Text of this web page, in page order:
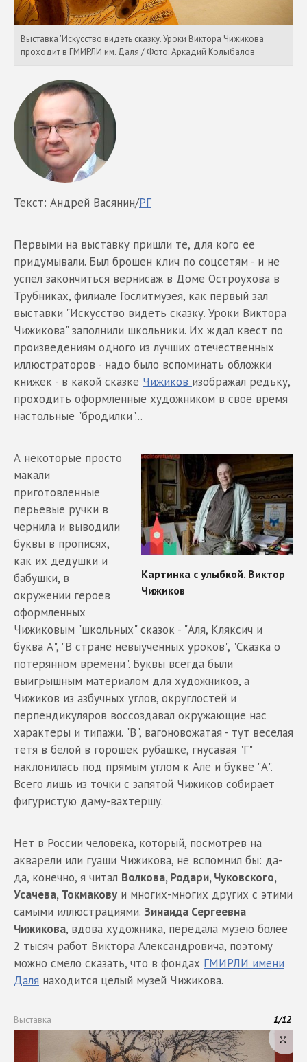
Выставка 'Искусство видеть сказку. Уроки Виктора Чижикова'
проходит в ГМИРЛИ им. Даля / Фото: Аркадий Колыбалов
Текст: Андрей Васянин/РГ
Первыми на выставку пришли те, для кого ее
придумывали. Был брошен клич по соцсетям - и не
успел закончиться вернисаж в Доме Остроухова в
Трубниках, филиале Гослитмузея, как первый зал
выставки "Искусство видеть сказку. Уроки Виктора
Чижикова" заполнили школьники. Их ждал квест по
произведениям одного из лучших отечественных
иллюстраторов - надо было вспоминать обложки
книжек - в какой сказке Чижиков изображал редьку,
проходить оформленные художником в свое время
настольные "бродилки"...
А некоторые просто
макали
приготовленные
перьевые ручки в
чернила и выводили
буквы в прописях,
как их дедушки и
бабушки, в
окружении героев
оформленных
Чижиковым "школьных" сказок - "Аля, Кляксич и
буква А", "В стране невыученных уроков", "Сказка о
потерянном времени". Буквы всегда были
выигрышным материалом для художников, а
Чижиков из азбучных углов, округлостей и
перпендикуляров воссоздавал окружающие нас
характеры и типажи. "В", вагоновожатая - тут веселая
тетя в белой в горошек рубашке, гнусавая "Г"
наклонилась под прямым углом к Але и букве "А".
Всего лишь из точки с запятой Чижиков собирает
фигуристую даму-вахтершу.
Нет в России человека, который, посмотрев на
акварели или гуаши Чижикова, не вспомнил бы: да-
да, конечно, я читал Волкова, Родари, Чуковского,
Усачева, Токмакову и многих-многих других с этими
самыми иллюстрациями. Зинаида Сергеевна
Чижикова, вдова художника, передала музею более
2 тысяч работ Виктора Александровича, поэтому
можно смело сказать, что в фондах ГМИРЛИ имени
Даля находится целый музей Чижикова.
Выставка 1/12